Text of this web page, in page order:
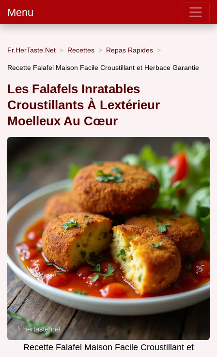
Menu
Fr.HerTaste.Net Recettes Repas Rapides
Recette Falafel Maison Facile Croustillant et Herbace Garantie
Les Falafels Inratables
Croustillants À Lextérieur
Moelleux Au Cœur
Recette Falafel Maison Facile Croustillant et